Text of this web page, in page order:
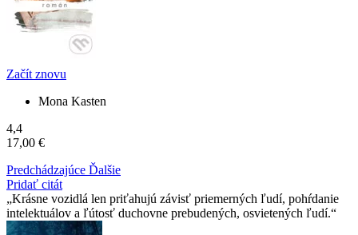
Začít znovu
Mona Kasten
4,4
17,00 €
Predchádzajúce Ďalšie
Pridať citát
Krásne vozidlá len priťahujú závisť priemerných ľudí, pohŕdanie
intelektuálov a ľútosť duchovne prebudených, osvietených ľudí.